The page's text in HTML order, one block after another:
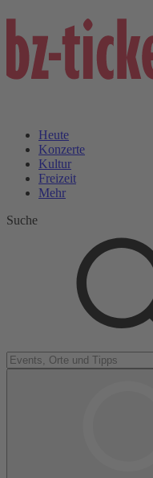
Heute
Konzerte
Kultur
Freizeit
Mehr
Suche